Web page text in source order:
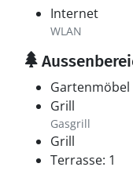
Internet
WLAN
Gartenmöbel
Grill
Gasgrill
Grill
Terrasse: 1